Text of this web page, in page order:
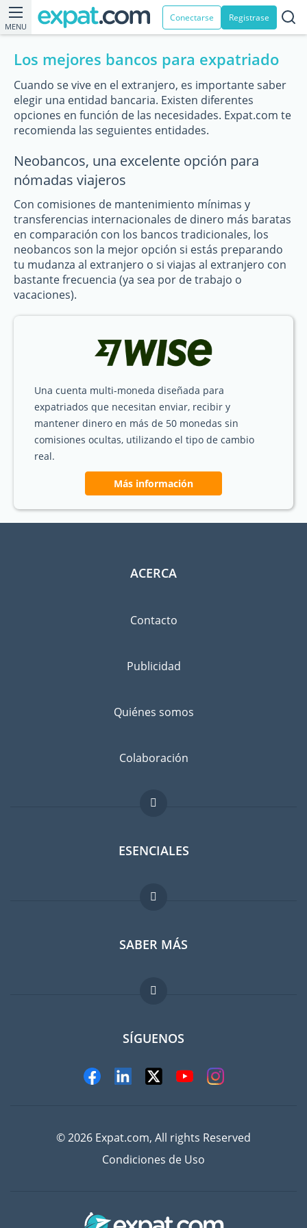
MENU
Conectarse Registrase
Los mejores bancos para expatriado
Cuando se vive en el extranjero, es importante saber
elegir una entidad bancaria. Existen diferentes
opciones en función de las necesidades. Expat.com te
recomienda las seguientes entidades.
Neobancos, una excelente opción para
nómadas viajeros
Con comisiones de mantenimiento mínimas y
transferencias internacionales de dinero más baratas
en comparación con los bancos tradicionales, los
neobancos son la mejor opción si estás preparando
tu mudanza al extranjero o si viajas al extranjero con
bastante frecuencia (ya sea por de trabajo o
vacaciones).
Una cuenta multi-moneda diseñada para
expatriados que necesitan enviar, recibir y
mantener dinero en más de 50 monedas sin
comisiones ocultas, utilizando el tipo de cambio
real.
Más información
ACERCA
Contacto
Publicidad
Quiénes somos
Colaboración
ESENCIALES
Foro para expatriados
Guia para expatriados
Trabajos en el extranjero
SABER MÁS
FAQ
SÍGUENOS
© 2026 Expat.com, All rights Reserved
Condiciones de Uso